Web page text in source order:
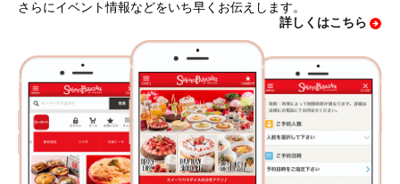
さらにイベント情報などをいち早くお伝えします。
詳しくはこちら